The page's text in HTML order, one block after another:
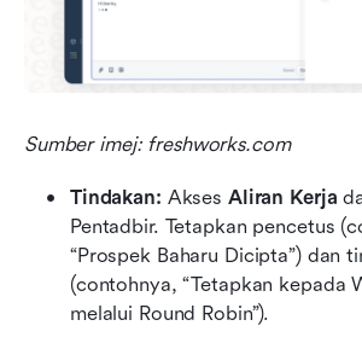
Sumber imej: freshworks.com
Tindakan: Akses Aliran Kerja
Pentadbir. Tetapkan pencetus
“Prospek Baharu Dicipta”) dan
(contohnya, “Tetapkan kepada
melalui Round Robin”).